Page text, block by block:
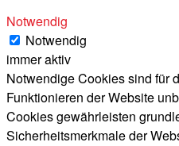
Notwendig
Notwendig
immer aktiv
Notwendige Cookies sind für
Funktionieren der Website
Cookies gewährleisten
Sicherheitsmerkmale der